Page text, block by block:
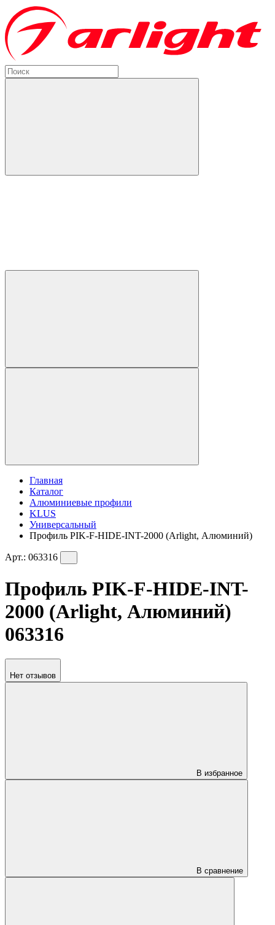
Главная
Каталог
Алюминиевые профили
KLUS
Универсальный
Профиль PIK-F-HIDE-INT-2000 (Arlight, Алюминий)
Арт.: 063316
Профиль PIK-F-HIDE-INT-
2000 (Arlight, Алюминий)
063316
Нет отзывов
В избранное
В сравнение